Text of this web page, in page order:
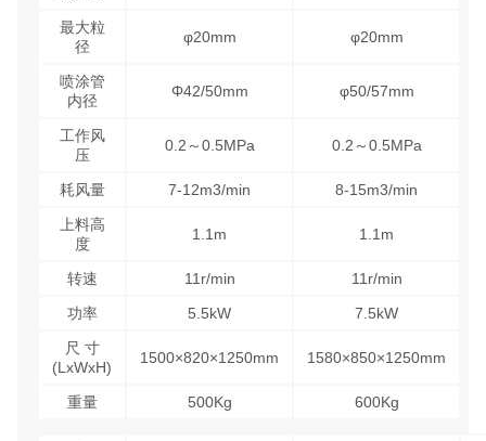
最大粒
径
φ20mm φ20mm
喷涂管
内径
Φ42/50mm φ50/57mm
工作风
压
0.2～0.5MPa 0.2～0.5MPa
耗风量 7-12m3/min
8-15m3/min
上料高
度
1.1m 1.1m
转速 11r/min
11r/min
功率
5.5kW
7.5kW
尺 寸
(LxWxH)
1500×820×1250mm 1580×850×1250mm
重量 500Kg 600Kg